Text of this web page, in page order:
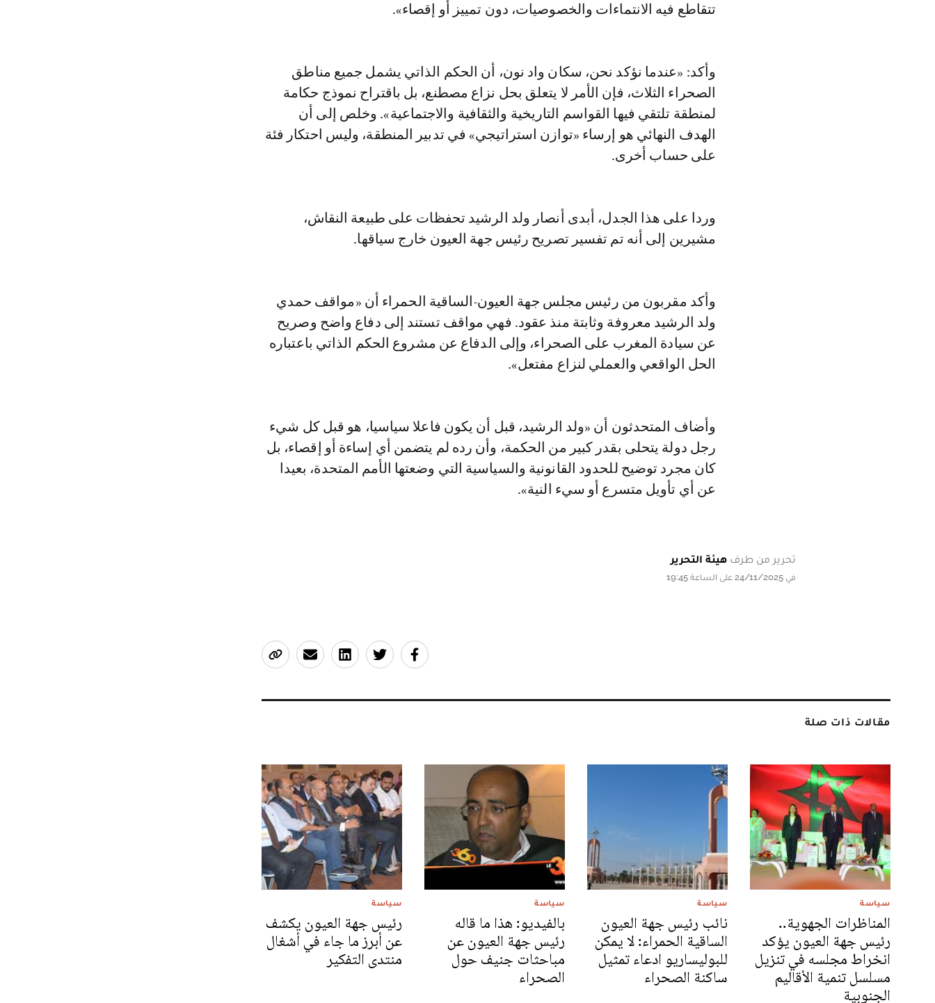
تتقاطع فيه الانتماءات والخصوصيات، دون تمييز أو إقصاء».
وأكد: «عندما نؤكد نحن، سكان واد نون، أن الحكم الذاتي يشمل جميع مناطق
الصحراء الثلاث، فإن الأمر لا يتعلق بحل نزاع مصطنع، بل باقتراح نموذج حكامة
لمنطقة تلتقي فيها القواسم التاريخية والثقافية والاجتماعية». وخلص إلى أن
الهدف النهائي هو إرساء «توازن استراتيجي» في تدبير المنطقة، وليس احتكار فئة
على حساب أخرى.
وردا على هذا الجدل، أبدى أنصار ولد الرشيد تحفظات على طبيعة النقاش،
مشيرين إلى أنه تم تفسير تصريح رئيس جهة العيون خارج سياقها.
وأكد مقربون من رئيس مجلس جهة العيون-الساقية الحمراء أن «مواقف حمدي
ولد الرشيد معروفة وثابتة منذ عقود. فهي مواقف تستند إلى دفاع واضح وصريح
عن سيادة المغرب على الصحراء، وإلى الدفاع عن مشروع الحكم الذاتي باعتباره
الحل الواقعي والعملي لنزاع مفتعل».
وأضاف المتحدثون أن «ولد الرشيد، قبل أن يكون فاعلا سياسيا، هو قبل كل شيء
رجل دولة يتحلى بقدر كبير من الحكمة، وأن رده لم يتضمن أي إساءة أو إقصاء، بل
كان مجرد توضيح للحدود القانونية والسياسية التي وضعتها الأمم المتحدة، بعيدا
عن أي تأويل متسرع أو سيء النية».
تحرير من طرف هيئة التحرير
في 24/11/2025 على الساعة 19:45
مقالات ذات صلة
سياسة
المناظرات الجهوية..
رئيس جهة العيون يؤكد
انخراط مجلسه في تنزيل
مسلسل تنمية الأقاليم
الجنوبية
سياسة
نائب رئيس جهة العيون
الساقية الحمراء: لا يمكن
للبوليساريو ادعاء تمثيل
ساكنة الصحراء
سياسة
بالفيديو: هذا ما قاله
رئيس جهة العيون عن
مباحثات جنيف حول
الصحراء
سياسة
رئيس جهة العيون يكشف
عن أبرز ما جاء في أشغال
منتدى التفكير